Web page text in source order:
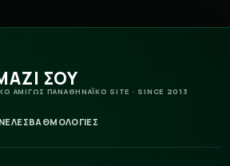
ΣΟΥ
ΑΜΙΓΩΣ ΠΑΝΑΘΗΝΑΪΚΟ SITE · SINCE 2013
ΒΑΘΜΟΛΟΓΙΕΣ